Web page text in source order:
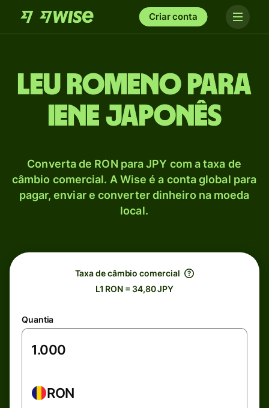
Criar conta
Leu romeno para
Iene japonês
Converta de RON para JPY com a taxa de
câmbio comercial. A Wise é a conta global para
pagar, enviar e converter dinheiro na moeda
local.
Taxa de câmbio comercial
L1 RON = 34,80 JPY
Quantia
RON